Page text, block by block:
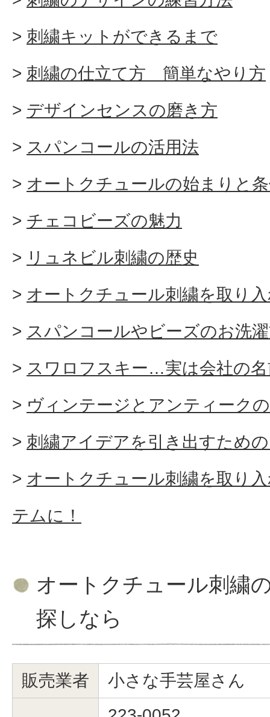
刺繍キットができるまで
刺繍の仕立て方 簡単なやり方
デザインセンスの磨き方
スパンコールの活用法
オートクチュールの始まりと
チェコビーズの魅力
リュネビル刺繍の歴史
オートクチュール刺繍を取り
スパンコールやビーズのお洗
スワロフスキー…実は会社の
ヴィンテージとアンティーク
刺繍アイデアを引き出すため
オートクチュール刺繍を取り
テムに！
オートクチュール刺繍
探しなら
販売業者 小さな手芸屋さん